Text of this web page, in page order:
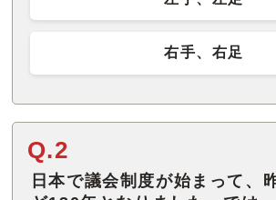
右手、右足
Q.2
日本で議会制度が始まって、